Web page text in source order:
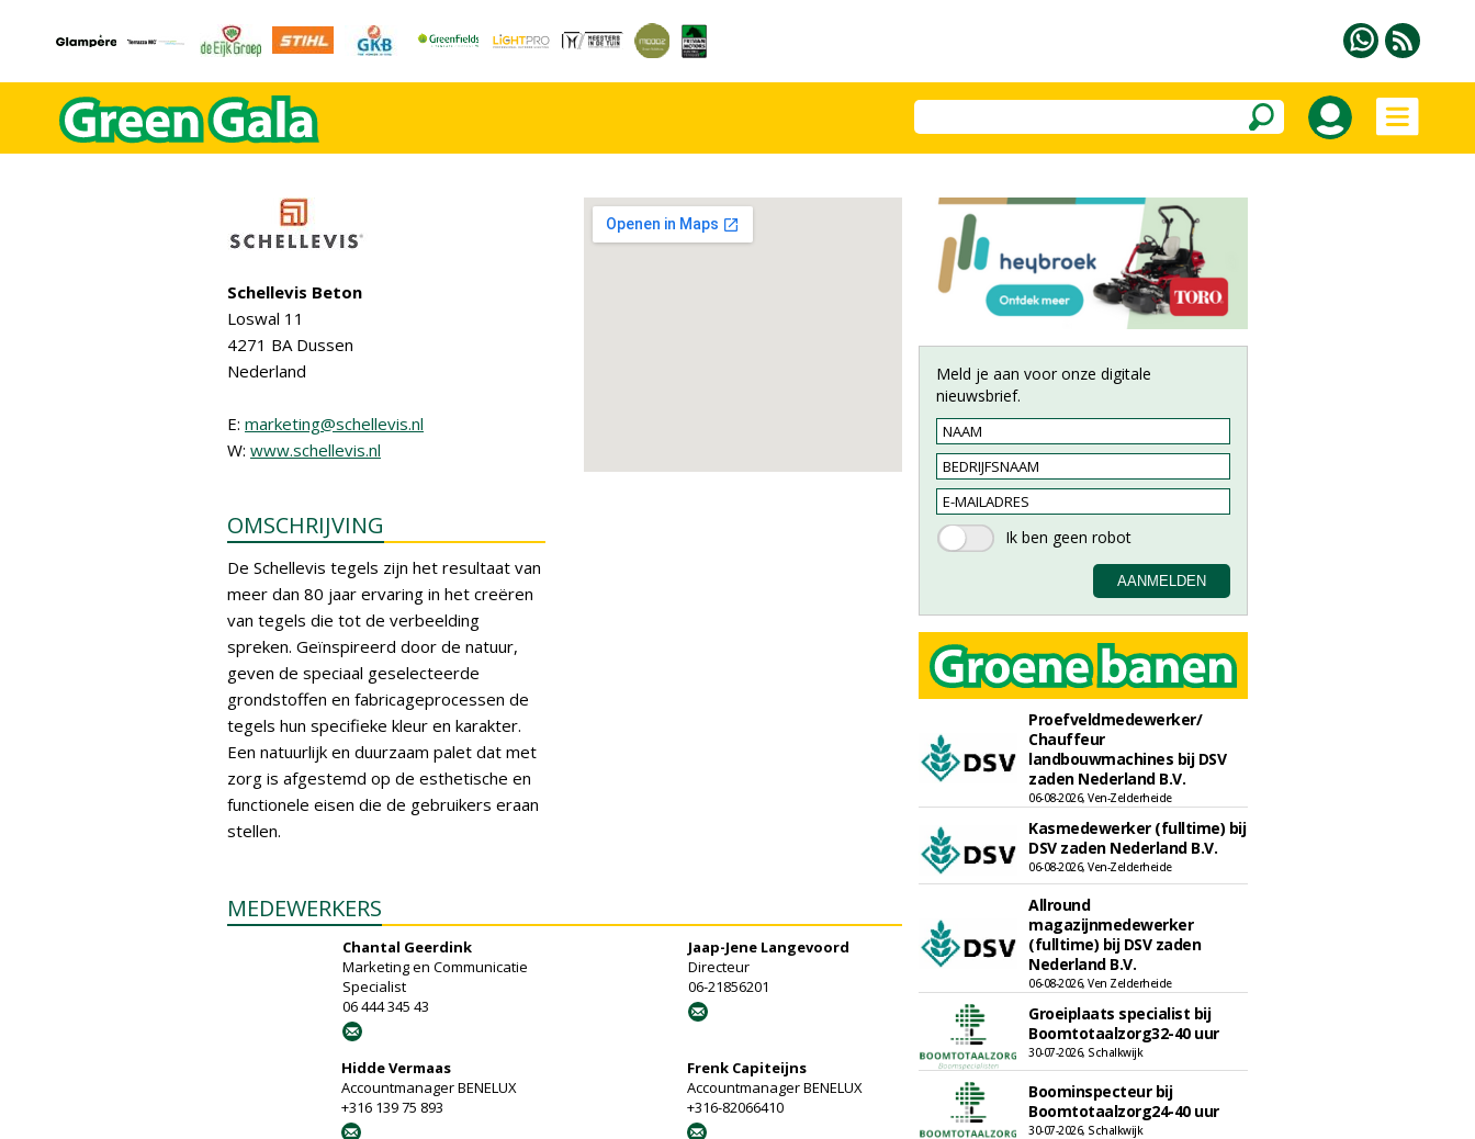
Schellevis Beton
Loswal 11
4271 BA Dussen
Nederland
E: marketing@schellevis.nl
W: www.schellevis.nl
OMSCHRIJVING
De Schellevis tegels zijn het resultaat van
meer dan 80 jaar ervaring in het creëren
van tegels die tot de verbeelding
spreken. Geïnspireerd door de natuur,
geven de speciaal geselecteerde
grondstoffen en fabricageprocessen de
tegels hun specifieke kleur en karakter.
Een natuurlijk en duurzaam palet dat met
zorg is afgestemd op de esthetische en
functionele eisen die de gebruikers eraan
stellen.
MEDEWERKERS
Chantal Geerdink
Marketing en Communicatie
Specialist
06 444 345 43
Jaap-Jene Langevoord
Directeur
06-21856201
Hidde Vermaas
Accountmanager BENELUX
+316 139 75 893
Frenk Capiteijns
Accountmanager BENELUX
+316-82066410
Meld je aan voor onze digitale
nieuwsbrief.
Proefveldmedewerker/
Chauffeur
landbouwmachines bij DSV
zaden Nederland B.V.
06-08-2026, Ven-Zelderheide
Kasmedewerker (fulltime) bij
DSV zaden Nederland B.V.
06-08-2026, Ven-Zelderheide
Allround
magazijnmedewerker
(fulltime) bij DSV zaden
Nederland B.V.
06-08-2026, Ven Zelderheide
Groeiplaats specialist bij
Boomtotaalzorg32-40 uur
30-07-2026, Schalkwijk
Boominspecteur bij
Boomtotaalzorg24-40 uur
30-07-2026, Schalkwijk